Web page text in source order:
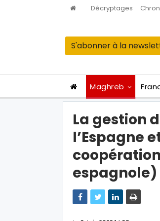
Décryptages
S'abonner à la
Maghreb
La gestion
l’Espagne
espagnole)